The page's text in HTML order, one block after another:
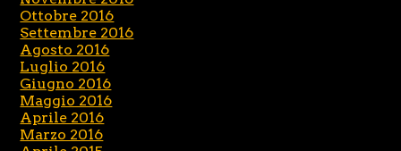
Ottobre 2016
Settembre 2016
Agosto 2016
Luglio 2016
Giugno 2016
Maggio 2016
Aprile 2016
Marzo 2016